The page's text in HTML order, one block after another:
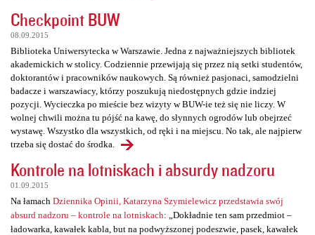
Checkpoint BUW
08.09.2015
Biblioteka Uniwersytecka w Warszawie. Jedna z najważniejszych bibliotek
akademickich w stolicy. Codziennie przewijają się przez nią setki studentów,
doktorantów i pracowników naukowych. Są również pasjonaci, samodzielni
badacze i warszawiacy, którzy poszukują niedostępnych gdzie indziej
pozycji. Wycieczka po mieście bez wizyty w BUW-ie też się nie liczy. W
wolnej chwili można tu pójść na kawę, do słynnych ogrodów lub obejrzeć
wystawę. Wszystko dla wszystkich, od ręki i na miejscu. No tak, ale najpierw
trzeba się dostać do środka.
Kontrole na lotniskach i absurdy nadzoru
01.09.2015
Na łamach Dziennika Opinii, Katarzyna Szymielewicz przedstawia swój
absurd nadzoru – kontrole na lotniskach: „Dokładnie ten sam przedmiot –
ładowarka, kawałek kabla, but na podwyższonej podeszwie, pasek, kawałek